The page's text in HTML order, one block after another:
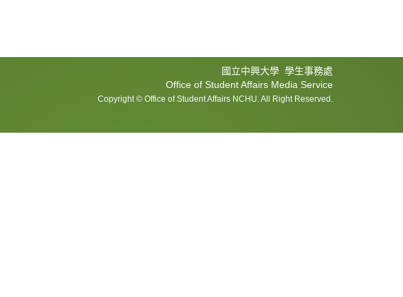
國立中興大學 學生事務處
Office of Student Affairs Media Service
Copyright © Office of Student Affairs NCHU. All Right Reserved.